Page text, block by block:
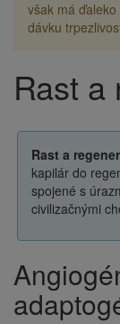
však má
dávku
Drobečková
navigace
Rast a
Rast a
kapilár do
spojené s
civilizačnými
Angiogénny účinky